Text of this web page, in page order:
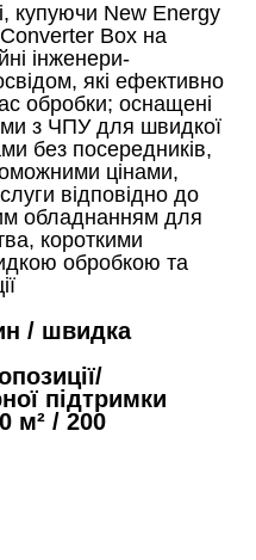
купуючи New Energy
Box на
інженери-
які ефективно
обробки; оснащені
з ЧПУ для швидкої
без посередників,
цінами,
відповідно до
обладнанням для
короткими
обробкою та
/ швидка
підтримки
м² / 200